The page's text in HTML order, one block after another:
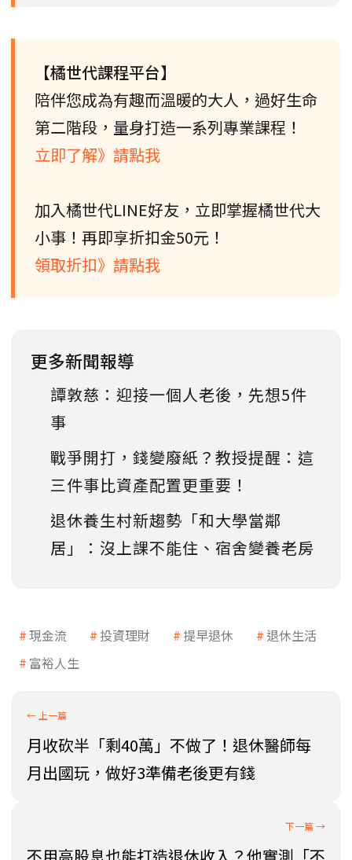
【橘世代課程平台】
陪伴您成為有趣而溫暖的大人，過好生命
第二階段，量身打造一系列專業課程！
立即了解》請點我
加入橘世代LINE好友，立即掌握橘世代大
小事！再即享折扣金50元！
領取折扣》請點我
更多新聞報導
譚敦慈：迎接一個人老後，先想5件
事
戰爭開打，錢變廢紙？教授提醒：這
三件事比資產配置更重要！
退休養生村新趨勢「和大學當鄰
居」：沒上課不能住、宿舍變養老房
現金流 投資理財 提早退休
退休生活
富裕人生
月收砍半「剩40萬」不做了！退休醫師每
月出國玩，做好3準備老後更有錢